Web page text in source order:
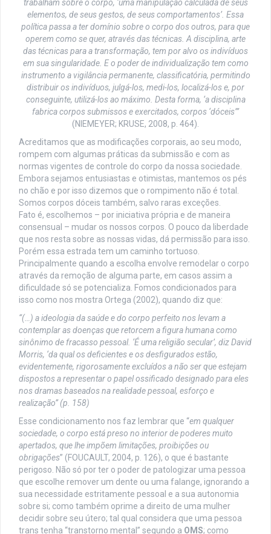
trabalham sobre o corpo, ‘uma manipulação calculada de seus
elementos, de seus gestos, de seus comportamentos’. Essa
política passa a ter domínio sobre o corpo dos outros, para que
operem como se quer, através das técnicas. A disciplina, arte
das técnicas para a transformação, tem por alvo os indivíduos
em sua singularidade. E o poder de individualização tem como
instrumento a vigilância permanente, classificatória, permitindo
distribuir os indivíduos, julgá-los, medi-los, localizá-los e, por
conseguinte, utilizá-los ao máximo. Desta forma, ‘a disciplina
fabrica corpos submissos e exercitados, corpos ‘dóceis’”
(NIEMEYER; KRUSE, 2008, p. 464).
Acreditamos que as modificações corporais, ao seu modo,
rompem com algumas práticas da submissão e com as
normas vigentes de controle do corpo da nossa sociedade.
Embora sejamos entusiastas e otimistas, mantemos os pés
no chão e por isso dizemos que o rompimento não é total.
Somos corpos dóceis também, salvo raras exceções.
Fato é, escolhemos – por iniciativa própria e de maneira
consensual – mudar os nossos corpos. O pouco da liberdade
que nos resta sobre as nossas vidas, dá permissão para isso.
Porém essa estrada tem um caminho tortuoso.
Principalmente quando a escolha envolve remodelar o corpo
através da remoção de alguma parte, em casos assim a
dificuldade só se potencializa. Fomos condicionados para
isso como nos mostra Ortega (2002), quando diz que:
“(…) a ideologia da saúde e do corpo perfeito nos levam a
contemplar as doenças que retorcem a figura humana como
sinônimo de fracasso pessoal. ‘É uma religião secular’, diz David
Morris, ‘da qual os deficientes e os desfigurados estão,
evidentemente, rigorosamente excluídos a não ser que estejam
dispostos a representar o papel ossificado designado para eles
nos dramas baseados na realidade pessoal, esforço e
realização” (p. 158)
Esse condicionamento nos faz lembrar que “em qualquer
sociedade, o corpo está preso no interior de poderes muito
apertados, que lhe impõem limitações, proibições ou
obrigações” (FOUCAULT, 2004, p. 126), o que é bastante
perigoso. Não só por ter o poder de patologizar uma pessoa
que escolhe remover um dente ou uma falange, ignorando a
sua necessidade estritamente pessoal e a sua autonomia
sobre si; como também oprime a direito de uma mulher
decidir sobre seu útero; tal qual considera que uma pessoa
trans tenha “transtorno mental” segundo a OMS; como